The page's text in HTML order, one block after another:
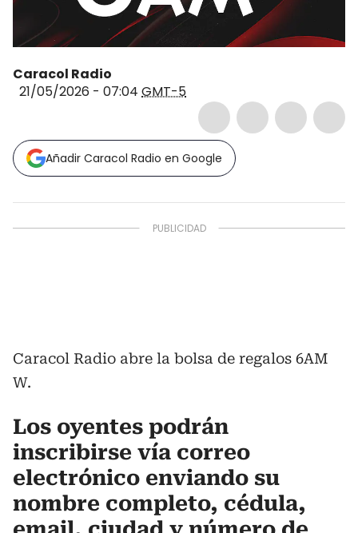
Caracol Radio
21/05/2026 - 07:04 GMT-5
Añadir Caracol Radio en Google
Caracol Radio abre la bolsa de regalos 6AM
W.
Los oyentes podrán
inscribirse vía correo
electrónico enviando su
nombre completo, cédula,